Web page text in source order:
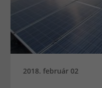
2018. február 02